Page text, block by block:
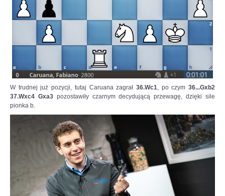
W trudnej już pozycji, tutaj Caruana zagrał 36.Wc1, po czym36...Gxb2
37.Wxc4 Gxa3pozostawiły czarnym decydującą przewagę, dzięki sile
pionka b.